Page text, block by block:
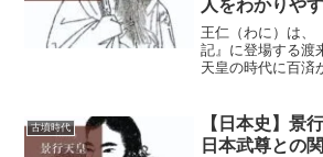
人をわかりや
王仁（わに）は、
記』に登場する渡
天皇の時代に百済
漢字や儒教の知
くから語り継がれ
古墳時代
【日本史】景
日本武尊との